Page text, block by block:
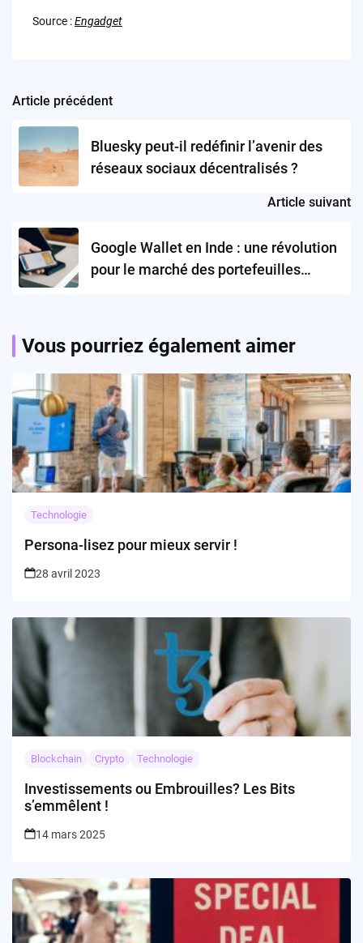
Source :Engadget
Post
navigation
Article précédent
Bluesky peut-il redéfinir l’avenir des
réseaux sociaux décentralisés ?
Article suivant
Google Wallet en Inde : une révolution
pour le marché des portefeuilles
Vous pourriez également aimer
Technologie
Persona-lisez pour mieux servir !
28 avril 2023
Blockchain Crypto Technologie
Investissements ou Embrouilles? Les Bits
s’emmêlent !
14 mars 2025